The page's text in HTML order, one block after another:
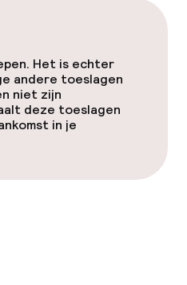
Het is echter
andere toeslagen
niet zijn
deze toeslagen
in je